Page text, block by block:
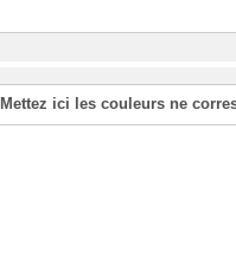
Mettez ici les couleurs ne